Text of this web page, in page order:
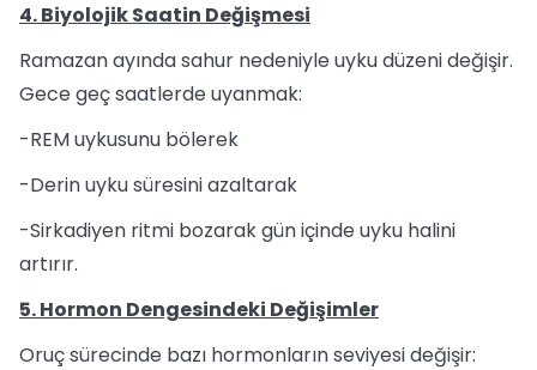
4. Biyolojik Saatin Değişmesi
Ramazan ayında sahur nedeniyle uyku düzeni değişir.
Gece geç saatlerde uyanmak:
-REM uykusunu bölerek
-Derin uyku süresini azaltarak
-Sirkadiyen ritmi bozarak gün içinde uyku halini
artırır.
5. Hormon Dengesindeki Değişimler
Oruç sürecinde bazı hormonların seviyesi değişir: